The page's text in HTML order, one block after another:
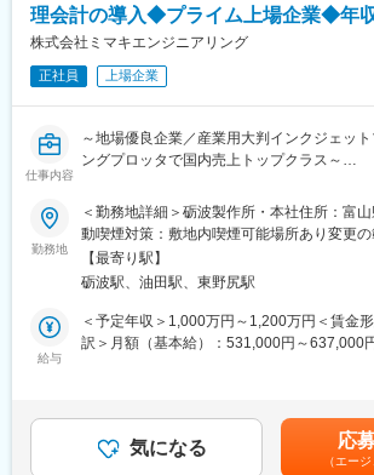
理会計の導入◆プライム上場企業◆年
株式会社ミマキエンジニアリング
正社員 上場企業
仕事内容
～地場優良企業／産業用大判インクジェッ
ングプロッタで国内売上トップクラス～
※ご入社後、株式会社砺波製作所に在籍出向
■業務内容
出向先の砺波製作所にて、工場長候補として
属加工工場のマネジメント全般をお任せしま
プレイングとして技術を示しつつ、管理会
牽引するポジションです。
き付け塗装)を行う製造ラインの統括をお任
具体的には、生産工程の最適化や労務管理、
コスト適正化や収益改善、本社との連携強化
勤務地
＜勤務地詳細＞砺波製作所・本社住所：富
動喫煙対策：敷地内喫煙可能場所あり変更
問わず当社の定める事業所/会社外への出向
の定める事業所を含む
【最寄り駅】
砺波駅、油田駅、東野尻駅
給与
＜予定年収＞1,000万円～1,200万円＜賃金
訳＞月額（基本給）：531,000円～637,000
気になる 応
（エー